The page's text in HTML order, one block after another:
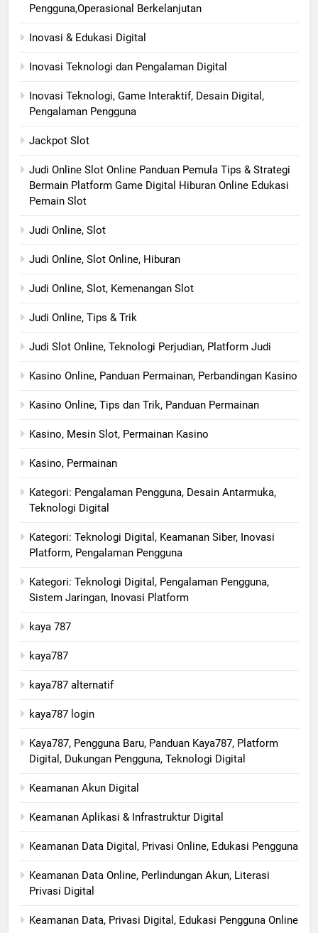
Pengguna,Operasional Berkelanjutan
Inovasi & Edukasi Digital
Inovasi Teknologi dan Pengalaman Digital
Inovasi Teknologi, Game Interaktif, Desain Digital,
Pengalaman Pengguna
Jackpot Slot
Judi Online Slot Online Panduan Pemula Tips & Strategi
Bermain Platform Game Digital Hiburan Online Edukasi
Pemain Slot
Judi Online, Slot
Judi Online, Slot Online, Hiburan
Judi Online, Slot, Kemenangan Slot
Judi Online, Tips & Trik
Judi Slot Online, Teknologi Perjudian, Platform Judi
Kasino Online, Panduan Permainan, Perbandingan Kasino
Kasino Online, Tips dan Trik, Panduan Permainan
Kasino, Mesin Slot, Permainan Kasino
Kasino, Permainan
Kategori: Pengalaman Pengguna, Desain Antarmuka,
Teknologi Digital
Kategori: Teknologi Digital, Keamanan Siber, Inovasi
Platform, Pengalaman Pengguna
Kategori: Teknologi Digital, Pengalaman Pengguna,
Sistem Jaringan, Inovasi Platform
kaya 787
kaya787
kaya787 alternatif
kaya787 login
Kaya787, Pengguna Baru, Panduan Kaya787, Platform
Digital, Dukungan Pengguna, Teknologi Digital
Keamanan Akun Digital
Keamanan Aplikasi & Infrastruktur Digital
Keamanan Data Digital, Privasi Online, Edukasi Pengguna
Keamanan Data Online, Perlindungan Akun, Literasi
Privasi Digital
Keamanan Data, Privasi Digital, Edukasi Pengguna Online